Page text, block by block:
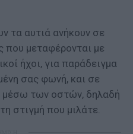
τα αυτιά ανήκουν σε
που μεταφέρονται με
ήχοι, για παράδειγμα
σας φωνή, και σε
μέσω των οστών, δηλαδή
στιγμή που μιλάτε.